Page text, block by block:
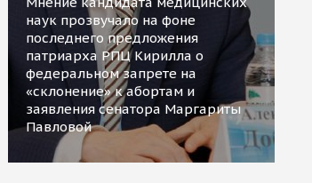
наук прозвучало на фоне
последнего предложения
патриарха РПЦ Кирилла о
федеральном запрете на
«склонение» к абортам и
заявления сенатора Маргариты
Павловой